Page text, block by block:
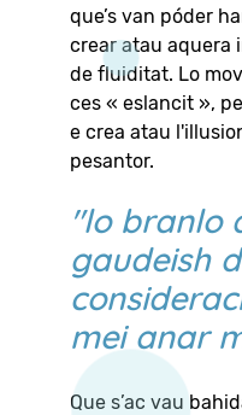
que’s van póder
crear atau aquera
de fluiditat. Lo
ces « eslancit »,
e crea atau
pesantor.
"lo branlo
gaudeish
mei anar
Que s’ac vau